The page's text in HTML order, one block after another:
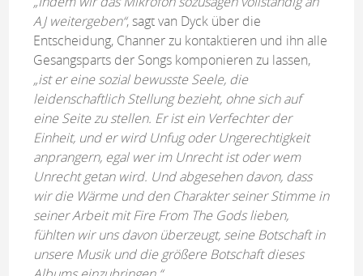
AJ weitergeben“, sagt van Dyck über die
Entscheidung, Channer zu kontaktieren und ihn alle
Gesangsparts der Songs komponieren zu lassen,
„ist er eine sozial bewusste Seele, die
leidenschaftlich Stellung bezieht, ohne sich auf
eine Seite zu stellen. Er ist ein Verfechter der
Einheit, und er wird Unfug oder Ungerechtigkeit
anprangern, egal wer im Unrecht ist oder wem
Unrecht getan wird. Und abgesehen davon, dass
wir die Wärme und den Charakter seiner Stimme in
seiner Arbeit mit Fire From The Gods lieben,
fühlten wir uns davon überzeugt, seine Botschaft in
unsere Musik und die größere Botschaft dieses